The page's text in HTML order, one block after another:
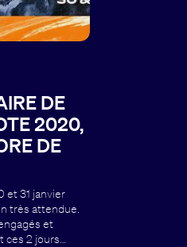
DE
2020,
DE
et 31 janvier
très attendue.
et
ces 2 jours…